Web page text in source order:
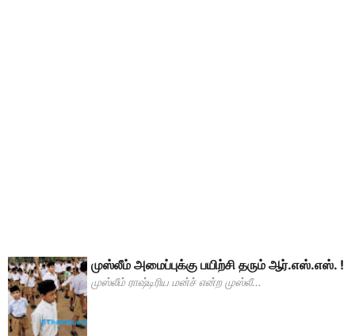
முஸ்லீம் அமைப்புக்கு பயிற்சி தரும் ஆர்.எஸ்.எஸ். !
முஸ்லீம் ராஷ்டிரிய மன்ச் என்ற முஸ்லீ...